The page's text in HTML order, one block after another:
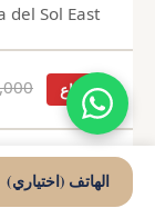
del Sol East
مباع
الهاتف (اختياري)